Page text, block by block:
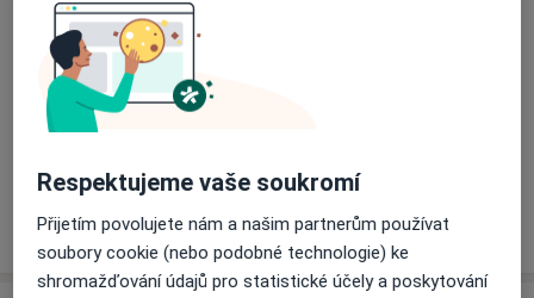
Co mám v takové situaci udělat?
Způsoby platby (soukromé návštěvy)
Na teto adrese lékař přijímá pacienty na pojišťovnu
Víceo adrese
Respektujeme vaše soukromí
Přijetím povolujete nám a našim partnerům používat
soubory cookie (nebo podobné technologie) ke
shromažďování údajů pro statistické účely a poskytování